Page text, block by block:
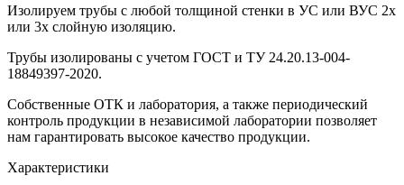
Изолируем трубы с любой толщиной стенки в УС или ВУС 2х
или 3х слойную изоляцию.
Трубы изолированы с учетом ГOCT и TУ 24.20.13-004-
18849397-2020.
Собственные ОТК и лаборатория, а также периодический
контроль продукции в независимой лаборатории позволяет
нам гарантировать высокое качество продукции.
Характеристики